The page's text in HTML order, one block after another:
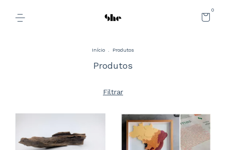
0
Início Produtos
Produtos
Filtrar